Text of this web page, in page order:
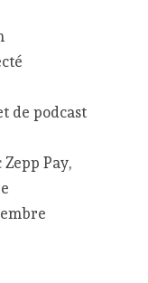
de podcast
Pay,